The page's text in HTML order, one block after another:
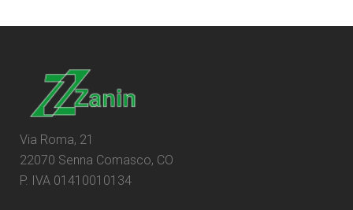
Via Roma, 21
22070 Senna Comasco, CO
P. IVA 01410010134